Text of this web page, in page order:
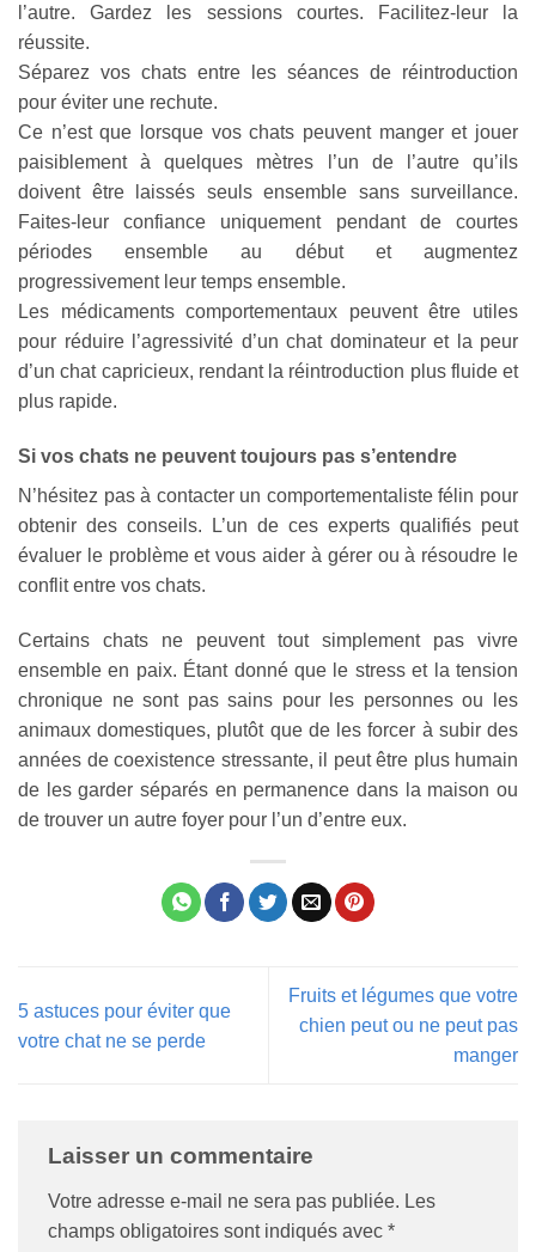
l’autre. Gardez les sessions courtes. Facilitez-leur la
réussite.
Séparez vos chats entre les séances de réintroduction
pour éviter une rechute.
Ce n’est que lorsque vos chats peuvent manger et jouer
paisiblement à quelques mètres l’un de l’autre qu’ils
doivent être laissés seuls ensemble sans surveillance.
Faites-leur confiance uniquement pendant de courtes
périodes ensemble au début et augmentez
progressivement leur temps ensemble.
Les médicaments comportementaux peuvent être utiles
pour réduire l’agressivité d’un chat dominateur et la peur
d’un chat capricieux, rendant la réintroduction plus fluide et
plus rapide.
Si vos chats ne peuvent toujours pas s’entendre
N’hésitez pas à contacter un comportementaliste félin pour
obtenir des conseils. L’un de ces experts qualifiés peut
évaluer le problème et vous aider à gérer ou à résoudre le
conflit entre vos chats.
Certains chats ne peuvent tout simplement pas vivre
ensemble en paix. Étant donné que le stress et la tension
chronique ne sont pas sains pour les personnes ou les
animaux domestiques, plutôt que de les forcer à subir des
années de coexistence stressante, il peut être plus humain
de les garder séparés en permanence dans la maison ou
de trouver un autre foyer pour l’un d’entre eux.
5 astuces pour éviter que
votre chat ne se perde
Fruits et légumes que votre
chien peut ou ne peut pas
manger
Laisser un commentaire
Votre adresse e-mail ne sera pas publiée. Les
champs obligatoires sont indiqués avec *